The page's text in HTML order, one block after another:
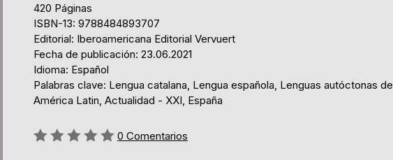
420 Páginas
ISBN-13: 9788484893707
Editorial: Iberoamericana Editorial Vervuert
Fecha de publicación: 23.06.2021
Idioma: Español
Palabras clave: Lengua catalana, Lengua española, Lenguas autóctonas de
América Latin, Actualidad - XXI, España
Rating:
0 Comentarios